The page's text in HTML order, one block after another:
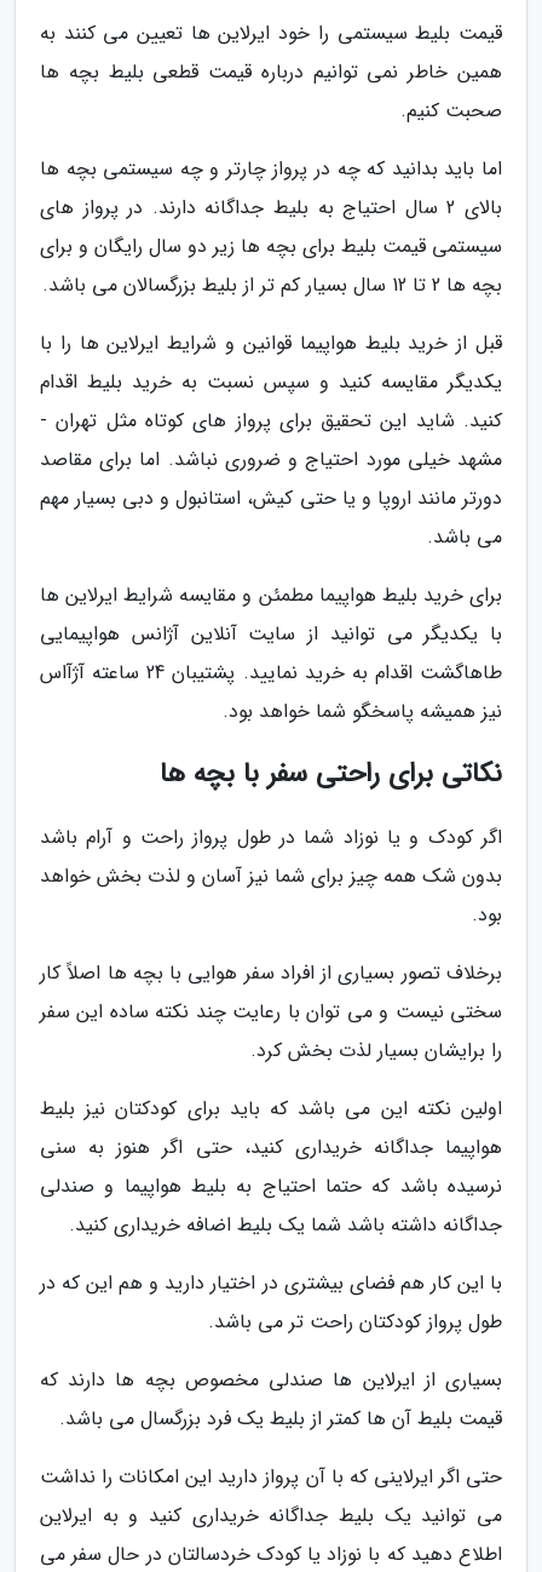
قیمت بلیط سیستمی را خود ایرلاین ها تعیین می کنند به
همین خاطر نمی توانیم درباره قیمت قطعی بلیط بچه ها
صحبت کنیم.
اما باید بدانید که چه در پرواز چارتر و چه سیستمی بچه ها
بالای 2 سال احتیاج به بلیط جداگانه دارند. در پرواز های
سیستمی قیمت بلیط برای بچه ها زیر دو سال رایگان و برای
بچه ها 2 تا 12 سال بسیار کم تر از بلیط بزرگسالان می باشد.
قبل از خرید بلیط هواپیما قوانین و شرایط ایرلاین ها را با
یکدیگر مقایسه کنید و سپس نسبت به خرید بلیط اقدام
کنید. شاید این تحقیق برای پرواز های کوتاه مثل تهران -
مشهد خیلی مورد احتیاج و ضروری نباشد. اما برای مقاصد
دورتر مانند اروپا و یا حتی کیش، استانبول و دبی بسیار مهم
می باشد.
برای خرید بلیط هواپیما مطمئن و مقایسه شرایط ایرلاین ها
با یکدیگر می توانید از سایت آنلاین آژانس هواپیمایی
طاهاگشت اقدام به خرید نمایید. پشتیبان 24 ساعته آژآاس
نیز همیشه پاسخگو شما خواهد بود.
نکاتی برای راحتی سفر با بچه ها
اگر کودک و یا نوزاد شما در طول پرواز راحت و آرام باشد
بدون شک همه چیز برای شما نیز آسان و لذت بخش خواهد
بود.
برخلاف تصور بسیاری از افراد سفر هوایی با بچه ها اصلاً کار
سختی نیست و می توان با رعایت چند نکته ساده این سفر
را برایشان بسیار لذت بخش کرد.
اولین نکته این می باشد که باید برای کودکتان نیز بلیط
هواپیما جداگانه خریداری کنید، حتی اگر هنوز به سنی
نرسیده باشد که حتما احتیاج به بلیط هواپیما و صندلی
جداگانه داشته باشد شما یک بلیط اضافه خریداری کنید.
با این کار هم فضای بیشتری در اختیار دارید و هم این که در
طول پرواز کودکتان راحت تر می باشد.
بسیاری از ایرلاین ها صندلی مخصوص بچه ها دارند که
قیمت بلیط آن ها کمتر از بلیط یک فرد بزرگسال می باشد.
حتی اگر ایرلاینی که با آن پرواز دارید این امکانات را نداشت
می توانید یک بلیط جداگانه خریداری کنید و به ایرلاین
اطلاع دهید که با نوزاد یا کودک خردسالتان در حال سفر می